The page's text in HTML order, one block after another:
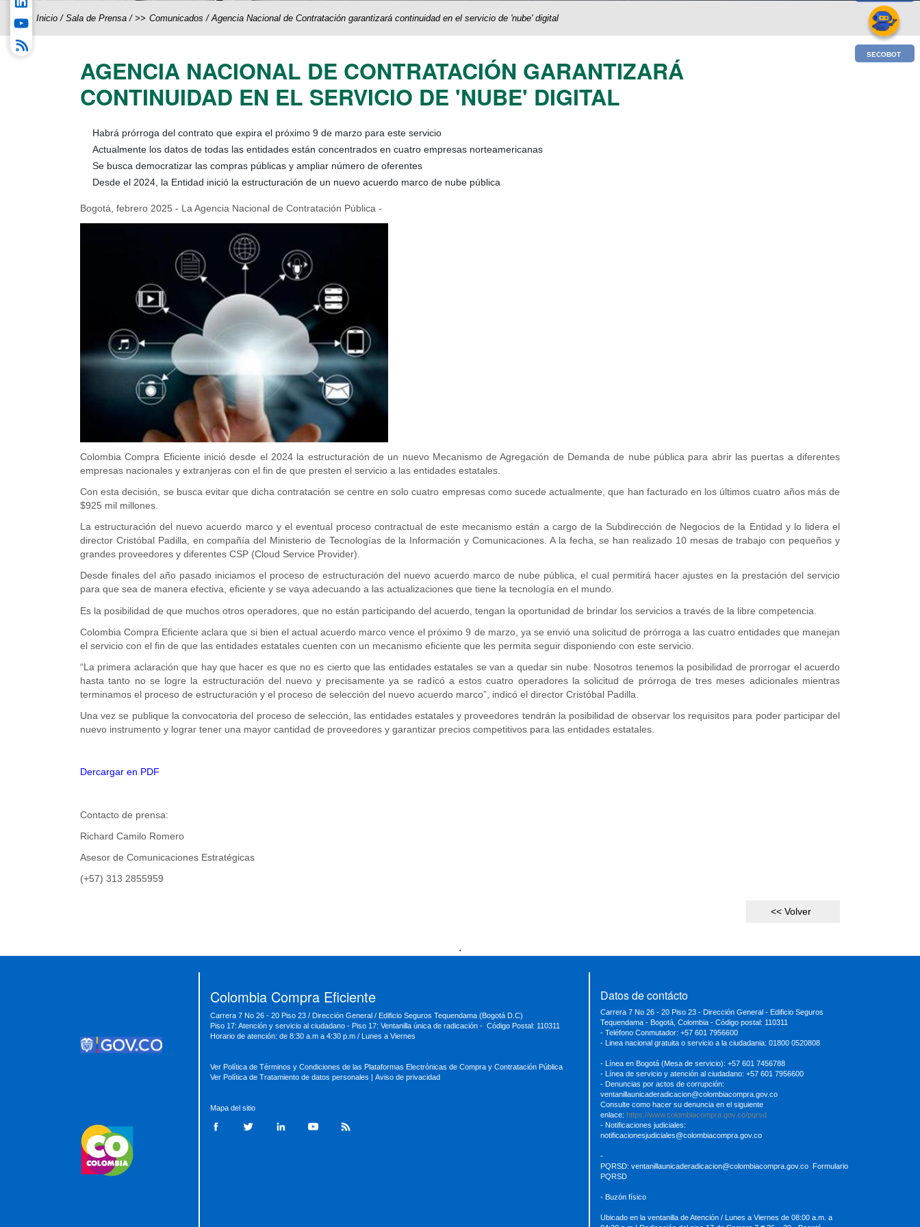
Inicio / Sala de Prensa / Comunicados / Agencia Nacional de Contratación garantizará continuidad en el servicio de 'nube' digital
AGENCIA NACIONAL DE CONTRATACIÓN GARANTIZARÁ
CONTINUIDAD EN EL SERVICIO DE 'NUBE' DIGITAL
Habrá prórroga del contrato que expira el próximo 9 de marzo para este servicio
Actualmente los datos de todas las entidades están concentrados en cuatro empresas norteamericanas
Se busca democratizar las compras públicas y ampliar número de oferentes
Desde el 2024, la Entidad inició la estructuración de un nuevo acuerdo marco de nube pública
Bogotá, febrero 2025 - La Agencia Nacional de Contratación Pública -
Colombia Compra Eficiente inició desde el 2024 la estructuración de un nuevo Mecanismo de Agregación de Demanda de nube pública para abrir las puertas a diferentes
empresas nacionales y extranjeras con el fin de que presten el servicio a las entidades estatales.
Con esta decisión, se busca evitar que dicha contratación se centre en solo cuatro empresas como sucede actualmente, que han facturado en los últimos cuatro años más de
$925 mil millones.
La estructuración del nuevo acuerdo marco y el eventual proceso contractual de este mecanismo están a cargo de la Subdirección de Negocios de la Entidad y lo lidera el
director Cristóbal Padilla, en compañía del Ministerio de Tecnologías de la Información y Comunicaciones. A la fecha, se han realizado 10 mesas de trabajo con pequeños y
grandes proveedores y diferentes CSP (Cloud Service Provider).
Desde finales del año pasado iniciamos el proceso de estructuración del nuevo acuerdo marco de nube pública, el cual permitirá hacer ajustes en la prestación del servicio
para que sea de manera efectiva, eficiente y se vaya adecuando a las actualizaciones que tiene la tecnología en el mundo.
Es la posibilidad de que muchos otros operadores, que no están participando del acuerdo, tengan la oportunidad de brindar los servicios a través de la libre competencia.
Colombia Compra Eficiente aclara que si bien el actual acuerdo marco vence el próximo 9 de marzo, ya se envió una solicitud de prórroga a las cuatro entidades que manejan
el servicio con el fin de que las entidades estatales cuenten con un mecanismo eficiente que les permita seguir disponiendo con este servicio.
“La primera aclaración que hay que hacer es que no es cierto que las entidades estatales se van a quedar sin nube. Nosotros tenemos la posibilidad de prorrogar el acuerdo
hasta tanto no se logre la estructuración del nuevo y precisamente ya se radicó a estos cuatro operadores la solicitud de prórroga de tres meses adicionales mientras
terminamos el proceso de estructuración y el proceso de selección del nuevo acuerdo marco”, indicó el director Cristóbal Padilla.
Una vez se publique la convocatoria del proceso de selección, las entidades estatales y proveedores tendrán la posibilidad de observar los requisitos para poder participar del
nuevo instrumento y lograr tener una mayor cantidad de proveedores y garantizar precios competitivos para las entidades estatales.
Dercargar en PDF
Contacto de prensa:
Richard Camilo Romero
Asesor de Comunicaciones Estratégicas
(+57) 313 2855959
<< Volver
SECOBOT
MinCultura
MinAgricultura
MinAmbiente
.
Colombia Compra Eficiente
Carrera 7 No 26 - 20 Piso 23 / Dirección General / Edificio Seguros Tequendama (Bogotá D.C)
Piso 17: Atención y servicio al ciudadano - Piso 17: Ventanilla única de radicación - Código Postal: 110311
Horario de atención: de 8:30 a.m a 4:30 p.m / Lunes a Viernes
Ver Política de Términos y Condiciones de las Plataformas Electrónicas de Compra y Contratación Pública
Ver Política de Tratamiento de datos personales | Aviso de privacidad
Mapa del sitio
Datos de contácto
Carrera 7 No 26 - 20 Piso 23 - Dirección General - Edificio Seguros
Tequendama - Bogotá, Colombia - Código postal: 110311
- Teléfono Conmutador: +57 601 7956600
- Linea nacional gratuita o servicio a la ciudadania: 01800 0520808
- Línea en Bogotá (Mesa de servicio): +57 601 7456788
- Línea de servicio y atención al ciudadano: +57 601 7956600
- Denuncias por actos de corrupción:
ventanillaunicaderadicacion@colombiacompra.gov.co
Consulte como hacer su denuncia en el siguiente
enlace: https://www.colombiacompra.gov.co/pqrsd
- Notificaciones judiciales:
notificacionesjudiciales@colombiacompra.gov.co
-
PQRSD: ventanillaunicaderadicacion@colombiacompra.gov.co Formulario
PQRSD
- Buzón físico
Ubicado en la ventanilla de Atención / Lunes a Viernes de 08:00 a.m. a